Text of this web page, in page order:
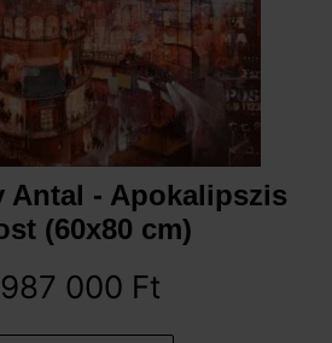
Antal - Apokalipszis
(60x80 cm)
987 000 Ft